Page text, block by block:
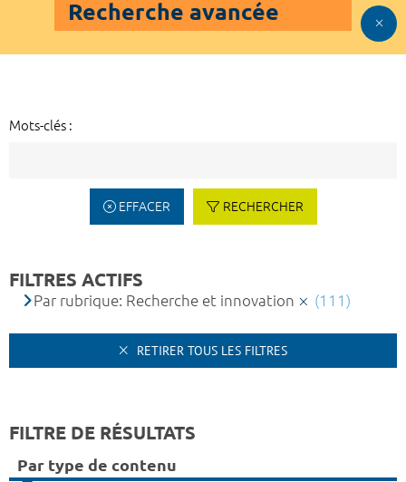
Recherche avancée
Mots-clés :
EFFACER RECHERCHER
FILTRES ACTIFS
Par rubrique: Recherche et innovation (111)
RETIRER TOUS LES FILTRES
FILTRE DE RÉSULTATS
Par type de contenu